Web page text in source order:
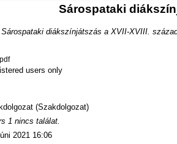
Sárospataki
Sárospataki diákszínjátszás a XVII-XVIII.
users only
(Szakdolgozat)
1 nincs találat.
2021 16:06